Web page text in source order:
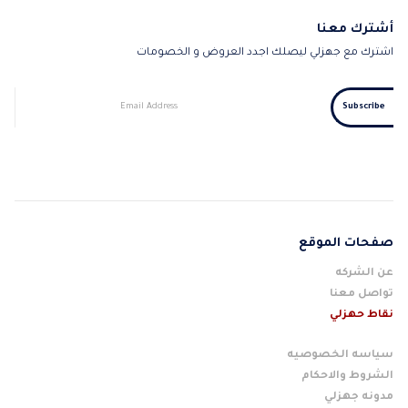
أشترك معنا
اشترك مع جهزلي ليصلك اجدد العروض و الخصومات
صفحات الموقع
عن الشركه
تواصل معنا
نقاط حهزلي
سياسه الخصوصيه
الشروط والاحكام
مدونه جهزلي